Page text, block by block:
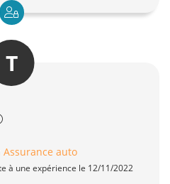
T
Assurance auto
à une expérience le 12/11/2022